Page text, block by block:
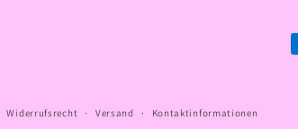
Widerrufsrecht Versand Kontaktinformationen